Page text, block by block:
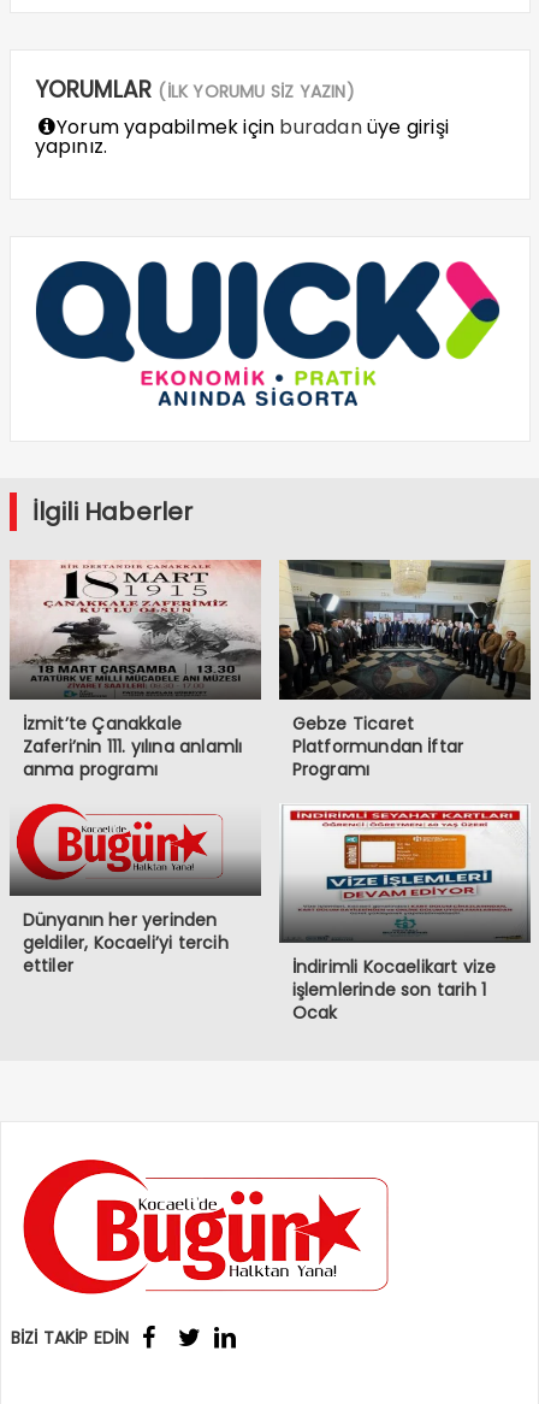
YORUMLAR (İLK YORUMU SİZ YAZIN)
Yorum yapabilmek için buradanüye girişi
yapınız.
İlgili Haberler
İzmit’te Çanakkale
Zaferi’nin 111. yılına anlamlı
anma programı
Gebze Ticaret
Platformundan İftar
Programı
Dünyanın her yerinden
geldiler, Kocaeli’yi tercih
ettiler
İndirimli Kocaelikart vize
işlemlerinde son tarih 1
Ocak
BİZİ TAKİP EDİN